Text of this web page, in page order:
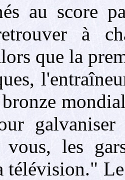
au score
à
que la
vous, les
télévision."